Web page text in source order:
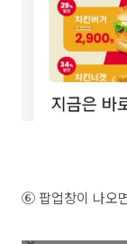
⑥ 팝업창이 나오